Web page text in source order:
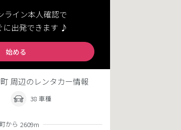
ライン本人確認で
に出発できます ♪
始める
周辺のレンタカー情報
38 車種
から 2609m